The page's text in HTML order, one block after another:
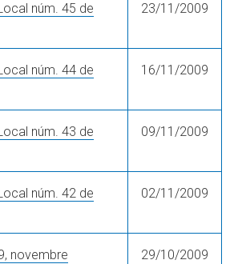
núm. 45 de
23/11/2009
núm. 44 de
16/11/2009
núm. 43 de
09/11/2009
núm. 42 de
02/11/2009
novembre 29/10/2009